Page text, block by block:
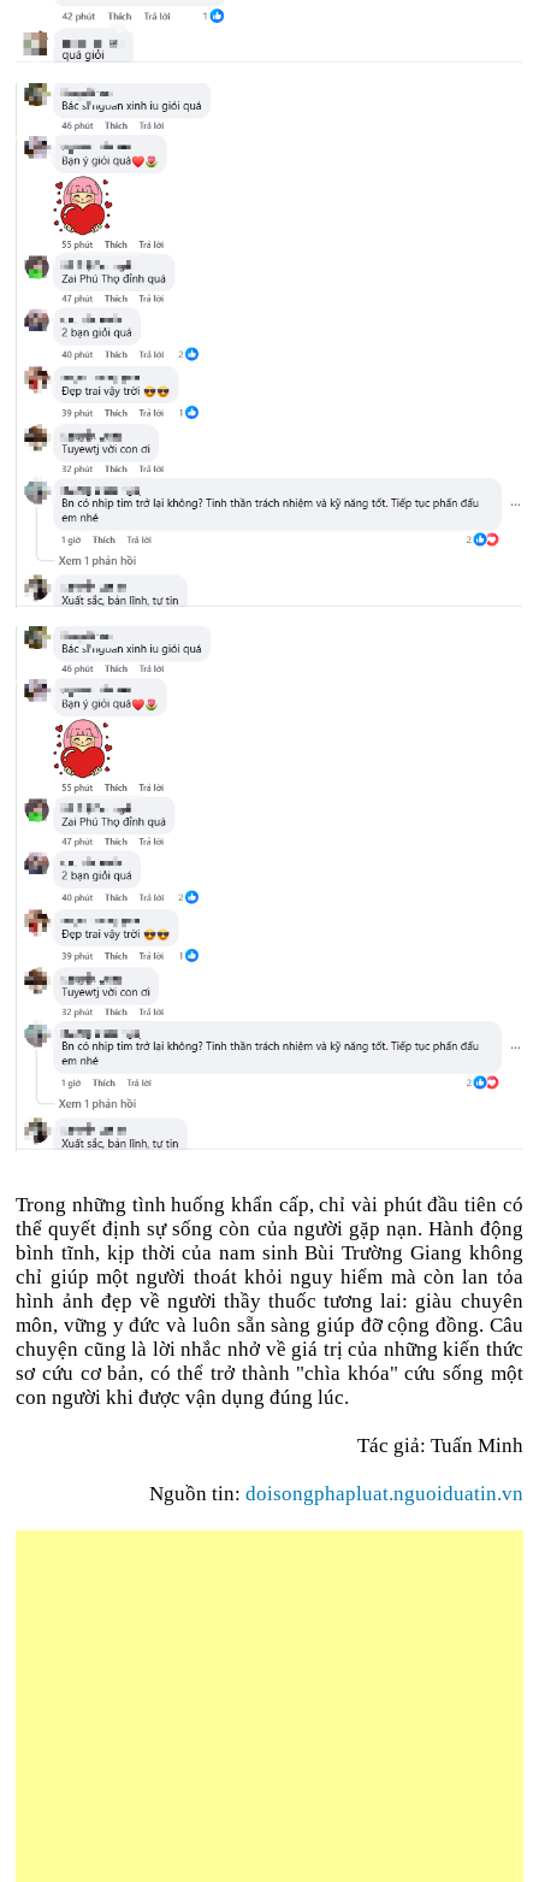
Trong những tình huống khẩn cấp, chỉ vài phút đầu tiên có
thể quyết định sự sống còn của người gặp nạn. Hành động
bình tĩnh, kịp thời của nam sinh Bùi Trường Giang không
chỉ giúp một người thoát khỏi nguy hiểm mà còn lan tỏa
hình ảnh đẹp về người thầy thuốc tương lai: giàu chuyên
môn, vững y đức và luôn sẵn sàng giúp đỡ cộng đồng. Câu
chuyện cũng là lời nhắc nhở về giá trị của những kiến thức
sơ cứu cơ bản, có thể trở thành "chìa khóa" cứu sống một
con người khi được vận dụng đúng lúc.
Tác giả: Tuấn Minh
Nguồn tin: doisongphapluat.nguoiduatin.vn